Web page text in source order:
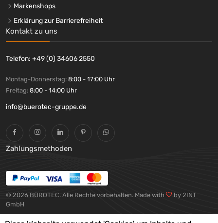
Markenshops
Erklärung zur Barrierefreiheit
Kontakt zu uns
Telefon: +49 (0) 34606 2550
Montag-Donnerstag: 8:00 - 17:00 Uhr
Freitag: 8:00 - 14:00 Uhr
info@buerotec-gruppe.de
Zahlungsmethoden
© 2026 BÜROTEC. Alle Rechte vorbehalten. Made with
by 2INT
GmbH